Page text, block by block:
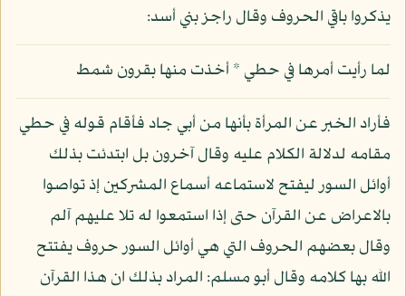
يذكروا باقي الحروف وقال راجز بني أسد:
لما رأيت أمرها في حطي * أخذت منها بقرون شمط
فأراد الخبر عن المرأة بأنها من أبي جاد فأقام قوله في حطي
مقامه لدلالة الكلام عليه وقال آخرون بل ابتدئت بذلك
أوائل السور ليفتح لاستماعه أسماع المشركين إذ تواصوا
بالاعراض عن القرآن حتى إذا استمعوا له تلا عليهم آلم
وقال بعضهم الحروف التي هي أوائل السور حروف يفتتح
الله بها كلامه وقال أبو مسلم: المراد بذلك ان هذا القرآن